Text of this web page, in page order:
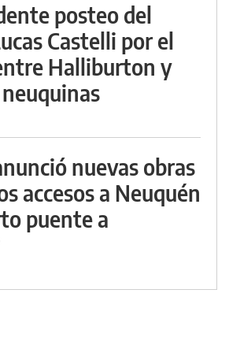
posteo del
Castelli por el
Halliburton y
nuevas obras
accesos a Neuquén
puente a